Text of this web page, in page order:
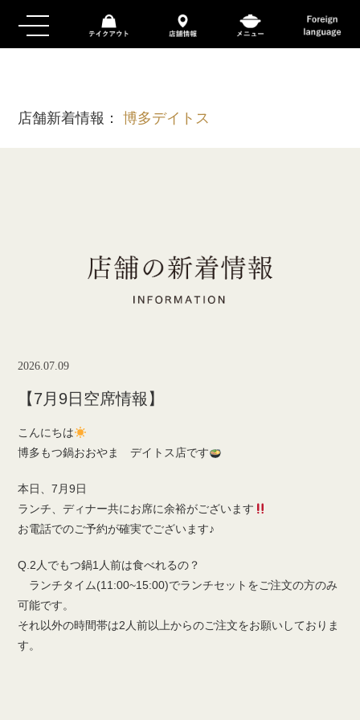
店舗新着情報：博多デイトス
2026.07.09
【7月9日空席情報】
こんにちは
博多もつ鍋おおやま デイトス店です
本日、7月9日
ランチ、ディナー共にお席に余裕がございます
お電話でのご予約が確実でございます♪
Q.2人でもつ鍋1人前は食べれるの？
ランチタイム(11:00~15:00)でランチセットをご注文の方のみ
可能です。
それ以外の時間帯は2人前以上からのご注文をお願いしておりま
す。